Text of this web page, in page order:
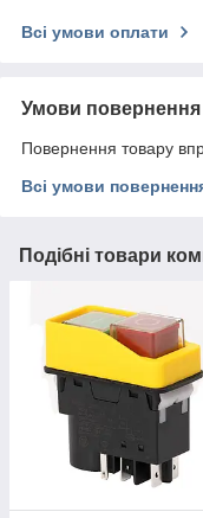
Всі умови оплати
Умови повернення
Повернення товару
Всі умови
Подібні товари